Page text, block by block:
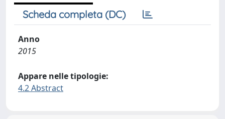
Scheda completa (DC)
Anno
2015
Appare nelle tipologie:
4.2 Abstract